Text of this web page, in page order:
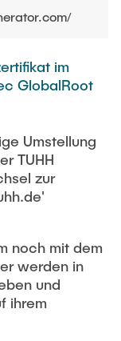
im
GlobalRoot
Umstellung
TUHH
zur
noch mit dem
werden in
und
ihrem